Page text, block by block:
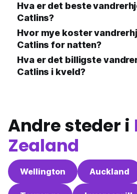
Hva er det beste
Catlins?
Hvor mye koster
Catlins for natten?
Hva er det billigste
Catlins i kveld?
Andre steder i
Zealand
Wellington Auckland